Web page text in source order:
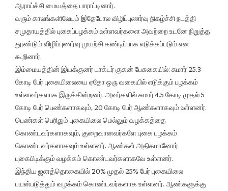
ஆராய்ச்சி மையத்தை பாராட்டினார்.
வரும் காலங்களிலேயும் இதேபோல விழிப்புணர்வு நிகழ்ச்சி நடத்தி
சமுதாயத்தில் புகைப்பழக்கம் உள்ளவர்களை அவற்றை உடனே நிறுத்த
தூண்டும் விழிப்புணர்வு முயற்சி கண்டிப்பாக எடுக்கப்படும் என
கூறினார்.
இம்மையத்தின் இயக்குனர் டாக்டர் குகன் பேசுகையில்: சுமார் 25.3
கோடி பேர் புகையிலையை ஏதோ ஒரு வகையில் எடுக்கும் பழக்கம்
உள்ளவர்களாக இருக்கின்றனர். அவர்களில் சுமார் 4.5 கோடி முதல் 5
கோடி பேர் பெண்களாகவும், 20 கோடி பேர் ஆண்களாகவும் உள்ளனர்.
பெண்கள் பெரிதும் புகையிலை மெல்லும் வழக்கத்தை
கொண்டவர்களாகவும், குறைவானவர்களே புகை பழக்கம்
கொண்டவர்களாகவும் உள்ளனர். ஆண்கள் அதிகமானோர்
புகைபிடிக்கும் வழக்கம் கொண்டவர்களாகவே உள்ளனர்.
இந்திய ஜனத்தொகையில் 20% முதல் 25% பேர் புகையிலை
பயன்படுத்தும் வழக்கம் கொண்டவர்களாக உள்ளனர். ஆண்களுக்கு